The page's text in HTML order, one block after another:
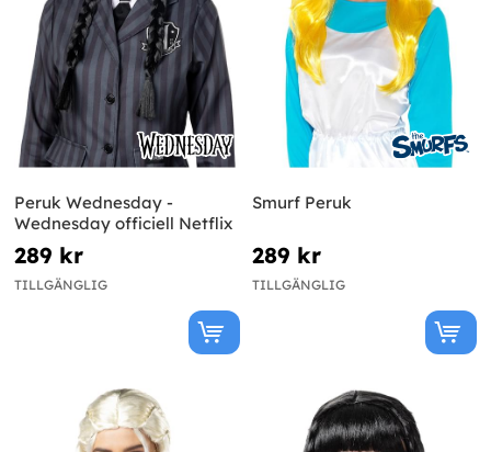
Peruk Wednesday -
Wednesday officiell Netflix
289 kr
TILLGÄNGLIG
Smurf Peruk
289 kr
TILLGÄNGLIG